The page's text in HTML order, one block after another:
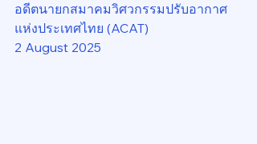
อดีตนายกสมาคมวิศวกรรมปรับอากาศ
แห่งประเทศไทย (ACAT)
2 August 2025